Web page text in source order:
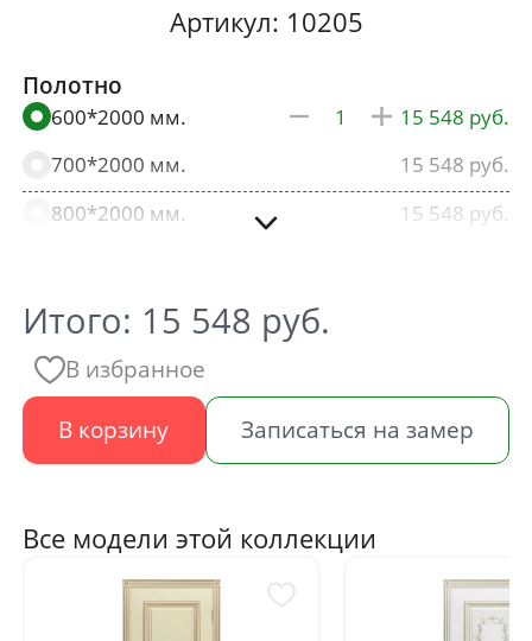
Артикул: 10205
Полотно
600*2000 мм.
15 548
700*2000 мм.
15 548
800*2000 мм.
15 548
Итого: 15 548 руб.
В избранное
В корзину
Записаться на замер
Все модели этой коллекции